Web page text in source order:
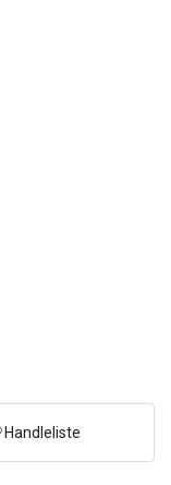
Handleliste